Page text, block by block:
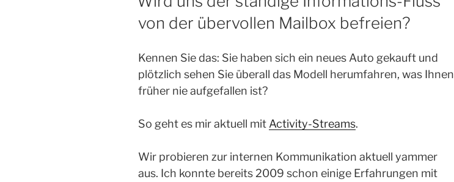
von der übervollen Mailbox befreien?
Kennen Sie das: Sie haben sich ein neues Auto gekauft und
plötzlich sehen Sie überall das Modell herumfahren, was Ihnen
früher nie aufgefallen ist?
So geht es mir aktuell mit Activity-Streams.
Wir probieren zur internen Kommunikation aktuell yammer
aus. Ich konnte bereits 2009 schon einige Erfahrungen mit